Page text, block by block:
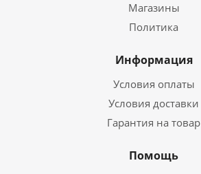
Магазины
Политика
Информация
Условия оплаты
Условия доставки
Гарантия на товар
Помощь